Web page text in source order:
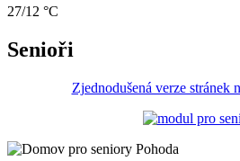
27/12 °C
Senioři
Zjednodušená verze stránek